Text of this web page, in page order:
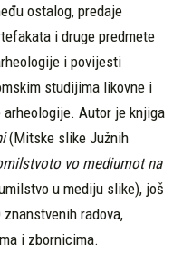
ostalog, predaje
i druge predmete
i povijesti
studijima likovne i
Autor je knjiga
(Mitske slike Južnih
vo mediumot na
u mediju slike), još
radova,
i zbornicima.